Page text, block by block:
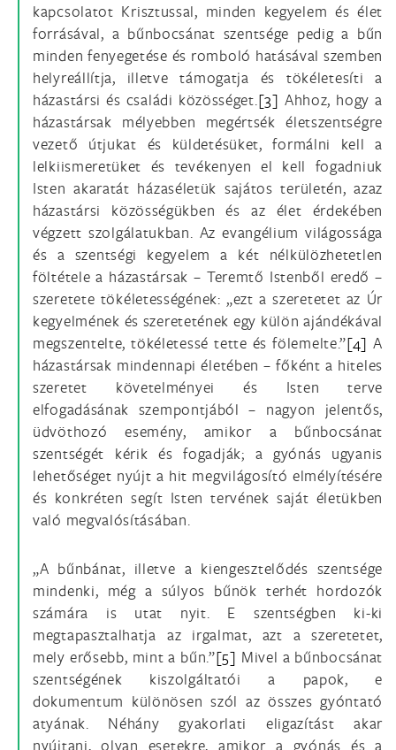
kapcsolatot Krisztussal, minden kegyelem és élet
forrásával, a bűnbocsánat szentsége pedig a bűn
minden fenyegetése és romboló hatásával szemben
helyreállítja, illetve támogatja és tökéletesíti a
házastársi és családi közösséget.[3] Ahhoz, hogy a
házastársak mélyebben megértsék életszentségre
vezető útjukat és küldetésüket, formálni kell a
lelkiismeretüket és tevékenyen el kell fogadniuk
Isten akaratát házaséletük sajátos területén, azaz
házastársi közösségükben és az élet érdekében
végzett szolgálatukban. Az evangélium világossága
és a szentségi kegyelem a két nélkülözhetetlen
föltétele a házastársak – Teremtő Istenből eredő –
szeretete tökéletességének: „ezt a szeretetet az Úr
kegyelmének és szeretetének egy külön ajándékával
megszentelte, tökéletessé tette és fölemelte.”[4] A
házastársak mindennapi életében – főként a hiteles
szeretet követelményei és Isten terve
elfogadásának szempontjából – nagyon jelentős,
üdvöthozó esemény, amikor a bűnbocsánat
szentségét kérik és fogadják; a gyónás ugyanis
lehetőséget nyújt a hit megvilágosító elmélyítésére
és konkréten segít Isten tervének saját életükben
való megvalósításában.
„A bűnbánat, illetve a kiengesztelődés szentsége
mindenki, még a súlyos bűnök terhét hordozók
számára is utat nyit. E szentségben ki-ki
megtapasztalhatja az irgalmat, azt a szeretetet,
mely erősebb, mint a bűn.”[5] Mivel a bűnbocsánat
szentségének kiszolgáltatói a papok, e
dokumentum különösen szól az összes gyóntató
atyának. Néhány gyakorlati eligazítást akar
nyújtani, olyan esetekre, amikor a gyónás és a